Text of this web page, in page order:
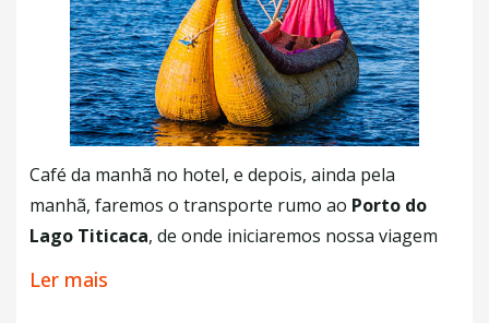
Café da manhã no hotel, e depois, ainda pela
manhã, faremos o transporte rumo ao Porto do
Lago Titicaca, de onde iniciaremos nossa viagem
pelo lago navegável mais alto do mundo (visto que a
Ler mais